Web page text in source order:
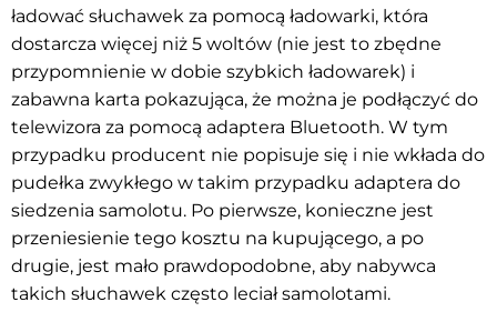
ładować słuchawek za pomocą ładowarki, która
dostarcza więcej niż 5 woltów (nie jest to zbędne
przypomnienie w dobie szybkich ładowarek) i
zabawna karta pokazująca, że można je podłączyć do
telewizora za pomocą adaptera Bluetooth. W tym
przypadku producent nie popisuje się i nie wkłada do
pudełka zwykłego w takim przypadku adaptera do
siedzenia samolotu. Po pierwsze, konieczne jest
przeniesienie tego kosztu na kupującego, a po
drugie, jest mało prawdopodobne, aby nabywca
takich słuchawek często leciał samolotami.